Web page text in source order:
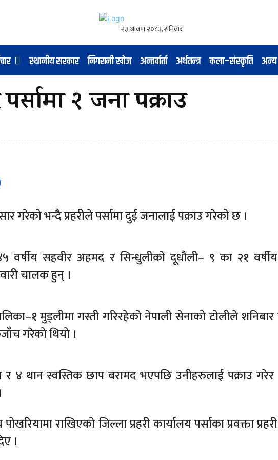
स्थानीय सरकार निगरानी खोज अन्तर्वार्ता अर्थतन्त्र कला–संस्कृति अन्य
२ जना पक्राउ
गरेको भन्दै प्रहरीले पर्सामा दुई जनालाई पक्राउ गरेको छ ।
वर्षीय सहवीर अहमद र सिन्धुलीको दूधौली– ९ का २१
चालक हुन् ।
मुड्लीमा गस्ती गरिरहेको नेपाली सेनाको टोलीले शनिबार
गरेको थियो ।
र ४ थान स्वस्तिक छाप बरामद भएपछि उनीहरुलाई पक्राउ
राखिएको जिल्ला प्रहरी कार्यालय पर्साका प्रवक्ता
।